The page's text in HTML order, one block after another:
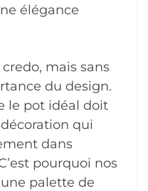
élégance
mais sans
du design.
le pot idéal doit
qui
dans
pourquoi nos
palette de